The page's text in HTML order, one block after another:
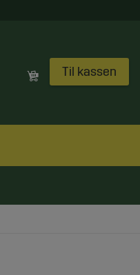
Til kassen